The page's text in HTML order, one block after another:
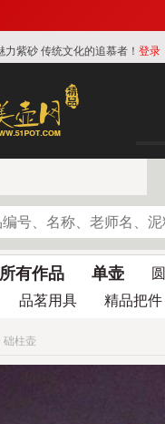
力紫砂 传统文化的追慕者！ 登录
有作品 单壶
品茗用具 精品把件
础柱壶